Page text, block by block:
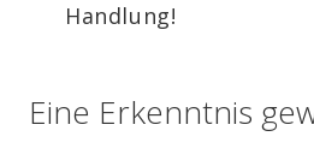
Handlung!
Eine Erkenntnis